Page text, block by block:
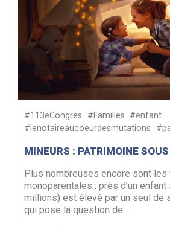
#113eCongres #Familles #enfant
#lenotaireaucoeurdesmutations
MINEURS : PATRIMOINE
Plus nombreuses encore sont
monoparentales : près d’un enfant
millions) est élevé par un seul de
qui pose la question de ...